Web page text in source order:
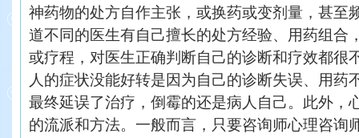
神药物的处方自作主张，或换药或变剂量，甚至
道不同的医生有自己擅长的处方经验、用药组合
或疗程，对医生正确判断自己的诊断和疗效都很
人的症状没能好转是因为自己的诊断失误、用药
最终延误了治疗，倒霉的还是病人自己。此外，
的流派和方法。一般而言，只要咨询师心理咨询